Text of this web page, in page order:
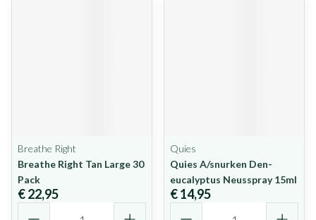
Breathe Right
Breathe Right Tan Large 30
Pack
€ 22,95
Quies
Quies A/snurken Den-
eucalyptus Neusspray 15ml
€ 14,95